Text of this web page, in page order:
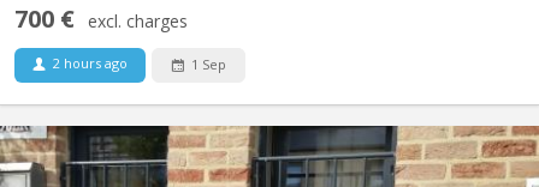
700 € excl. charges
2 hours ago 1 Sep
KV 2081